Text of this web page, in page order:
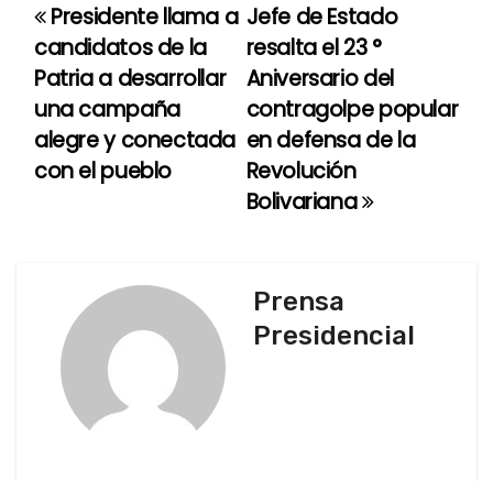
N
a
v
e
Jefe de Estado
resalta el 23 °
Aniversario del
contragolpe popular
en defensa de la
Revolución
Bolivariana
Presidente llama a
candidatos de la
Patria a desarrollar
una campaña
alegre y conectada
con el pueblo
Prensa
Presidencial